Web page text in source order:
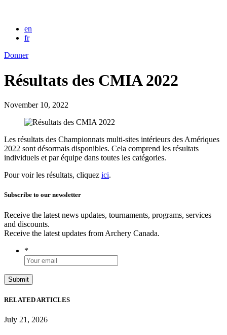
en
fr
Donner
Résultats des CMIA 2022
November 10, 2022
Les résultats des Championnats multi-sites intérieurs des Amériques
2022 sont désormais disponibles. Cela comprend les résultats
individuels et par équipe dans toutes les catégories.
Pour voir les résultats, cliquez ici.
Subscribe to our newsletter
Receive the latest news updates, tournaments, programs, services
and discounts.
Receive the latest updates from Archery Canada.
*
RELATED ARTICLES
July 21, 2026